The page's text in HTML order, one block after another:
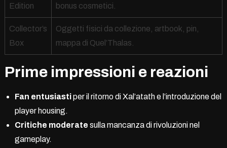
Edition bonus cosmetici.
Collector’s
Box
Oggetti fisici da collezione, artbook, pin,
mappa di Quel’Thalas.
Prime impressioni e reazioni
Fan entusiastiper il ritorno di Xal’atath e l’introduzione del
player housing.
Critiche moderate sulla mancanza di rivoluzioni nel
gameplay.